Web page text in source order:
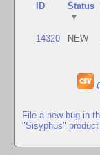
ID
Status
▼
14320 NEW
File a new bug in
"Sisyphus" product